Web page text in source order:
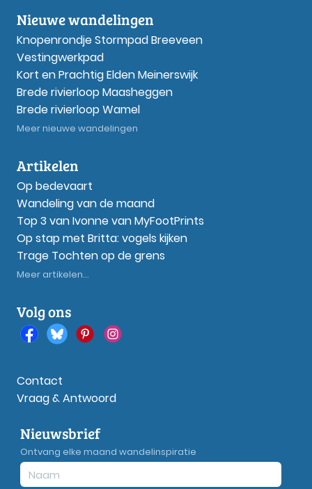
Nieuwe wandelingen
Knopenrondje Stormpad Breeveen
Vestingwerkpad
Kort en Prachtig Elden Meinerswijk
Brede rivierloop Maasheggen
Brede rivierloop Wamel
Meer nieuwe wandelingen
Artikelen
Op bedevaart
Wandeling van de maand
Top 3 van Ivonne van MyFootPrints
Op stap met Britta: vogels kijken
Trage Tochten op de grens
Meer artikelen...
Volg ons
Contact
Vraag & Antwoord
Nieuwsbrief
Ontvang elke maand wandelinspiratie